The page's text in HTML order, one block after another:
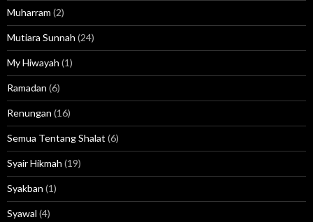
Muharram (2)
Mutiara Sunnah (24)
My Hiwayah (1)
Ramadan (6)
Renungan (16)
Semua Tentang Shalat (6)
Syair Hikmah (19)
Syakban (1)
Syawal (4)